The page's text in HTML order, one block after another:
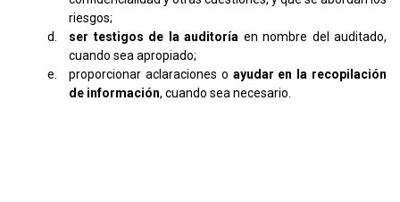
riesgos;
ser testigos de la auditoría en nombre del auditado,
cuando sea apropiado;
proporcionar aclaraciones o ayudar en la recopilación
de información, cuando sea necesario.